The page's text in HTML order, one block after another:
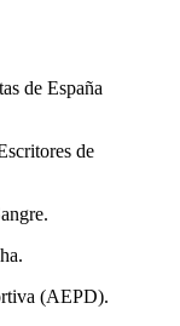
de España
de
(AEPD).